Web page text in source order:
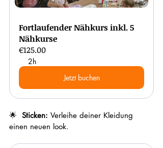
Fortlaufender Nähkurs inkl. 5
Nähkurse
€125.00
2h
Jetzt buchen
🌟 Sticken: Verleihe deiner Kleidung
einen neuen look.